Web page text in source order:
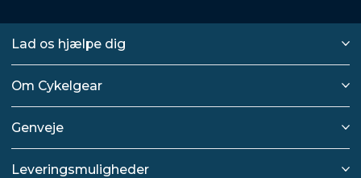
Lad os hjælpe dig
Om Cykelgear
Genveje
Leveringsmuligheder